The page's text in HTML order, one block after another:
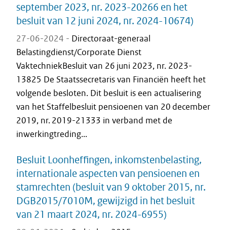
september 2023, nr. 2023-20266 en het
besluit van 12 juni 2024, nr. 2024-10674)
27-06-2024 - Directoraat-generaal
Belastingdienst/Corporate Dienst
VaktechniekBesluit van 26 juni 2023, nr. 2023-
13825 De Staatssecretaris van Financiën heeft het
volgende besloten. Dit besluit is een actualisering
van het Staffelbesluit pensioenen van 20 december
2019, nr. 2019-21333 in verband met de
inwerkingtreding...
Besluit Loonheffingen, inkomstenbelasting,
internationale aspecten van pensioenen en
stamrechten (besluit van 9 oktober 2015, nr.
DGB2015/7010M, gewijzigd in het besluit
van 21 maart 2024, nr. 2024-6955)